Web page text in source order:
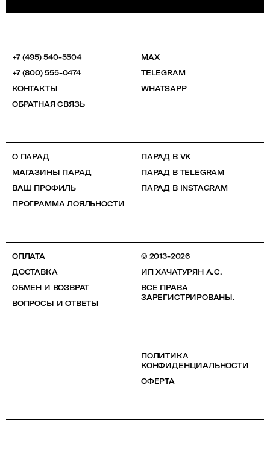
+7 (495) 540-5504
+7 (800) 555-0474
КОНТАКТЫ
ОБРАТНАЯ СВЯЗЬ
MAX
TELEGRAM
WHATSAPP
О ПАРАД
МАГАЗИНЫ ПАРАД
ВАШ ПРОФИЛЬ
ПРОГРАММА ЛОЯЛЬНОСТИ
ПАРАД В VK
ПАРАД В TELEGRAM
ПАРАД В INSTAGRAM
ОПЛАТА
ДОСТАВКА
ОБМЕН И ВОЗВРАТ
ВОПРОСЫ И ОТВЕТЫ
© 2013-2026
ИП ХАЧАТУРЯН А.С.
ВСЕ ПРАВА
ЗАРЕГИСТРИРОВАНЫ.
ПОЛИТИКА
КОНФИДЕНЦИАЛЬНОСТИ
ОФЕРТА